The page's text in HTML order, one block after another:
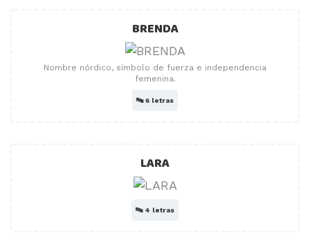
BRENDA
Nombre nórdico, símbolo de fuerza e independencia
femenina.
🔤6 letras
LARA
🔤 4 letras